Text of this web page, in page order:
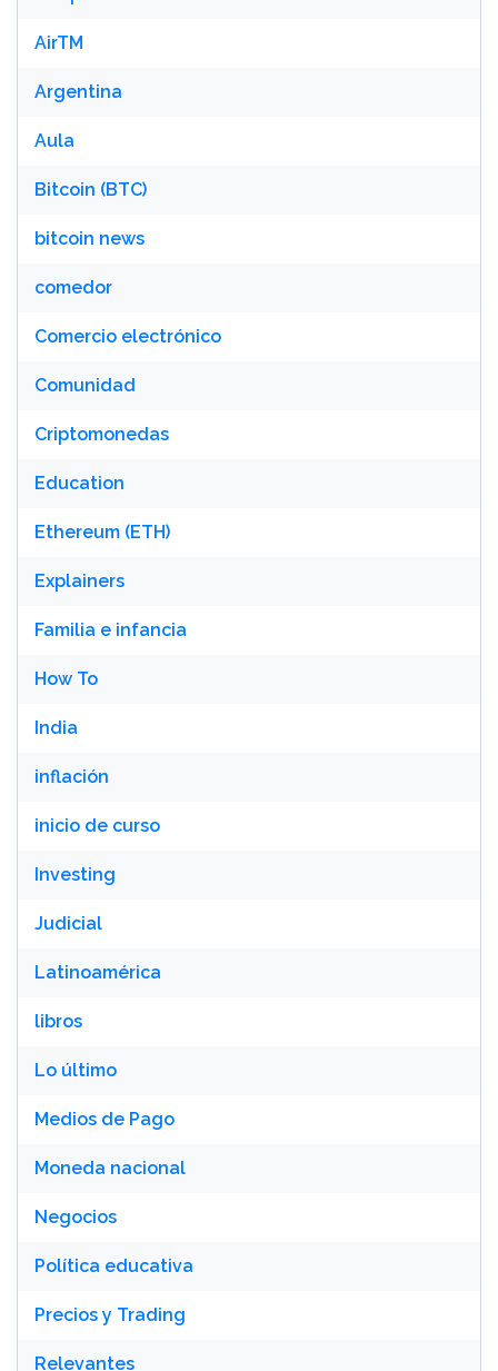
AirTM
Argentina
Aula
Bitcoin (BTC)
bitcoin news
comedor
Comercio electrónico
Comunidad
Criptomonedas
Education
Ethereum (ETH)
Explainers
Familia e infancia
How To
India
inflación
inicio de curso
Investing
Judicial
Latinoamérica
libros
Lo último
Medios de Pago
Moneda nacional
Negocios
Política educativa
Precios y Trading
Relevantes